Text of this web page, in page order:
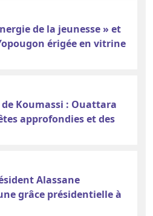
de la jeunesse » et
érigée en vitrine
Koumassi : Ouattara
approfondies et des
Alassane
grâce présidentielle à